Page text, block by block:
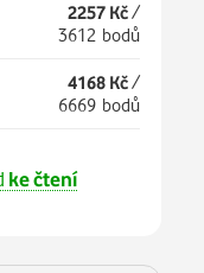
2257 Kč/
3612 bodů
4168 Kč/
6669 bodů
ke čtení